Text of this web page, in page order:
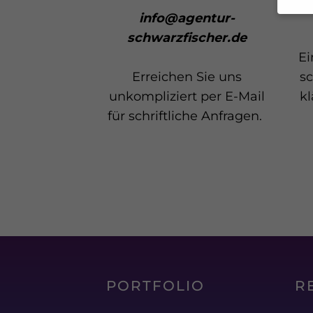
info@agentur-
schwarzfischer.de
Erreichen Sie uns
unkompliziert per E-Mail
für schriftliche Anfragen.
PORTFOLIO
Wir